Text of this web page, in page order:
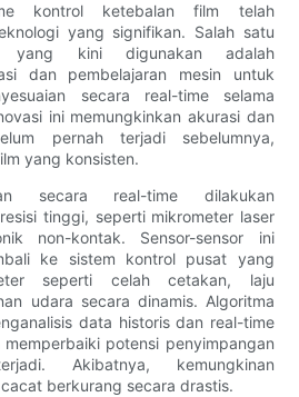
kontrol ketebalan film telah
yang signifikan. Salah satu
yang kini digunakan adalah
dan pembelajaran mesin untuk
secara real-time selama
ini memungkinkan akurasi dan
pernah terjadi sebelumnya,
yang konsisten.
secara real-time dilakukan
tinggi, seperti mikrometer laser
non-kontak. Sensor-sensor ini
ke sistem kontrol pusat yang
seperti celah cetakan, laju
udara secara dinamis. Algoritma
data historis dan real-time
potensi penyimpangan
Akibatnya, kemungkinan
berkurang secara drastis.